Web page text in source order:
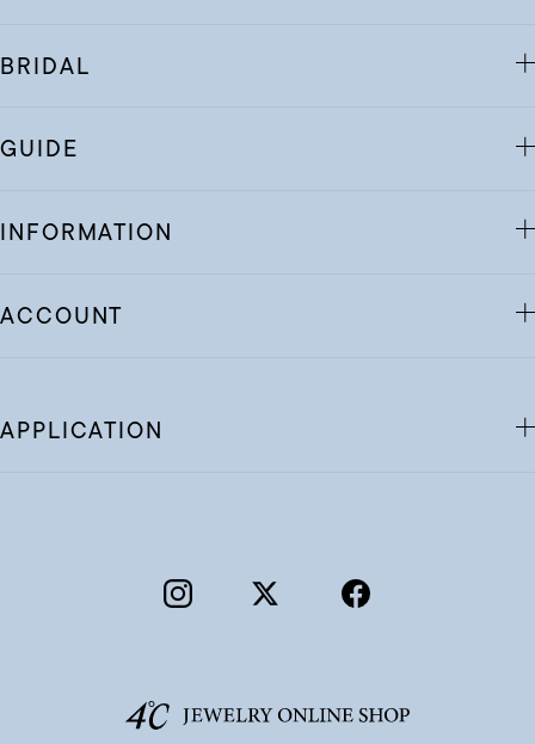
BRIDAL
GUIDE
INFORMATION
ACCOUNT
APPLICATION